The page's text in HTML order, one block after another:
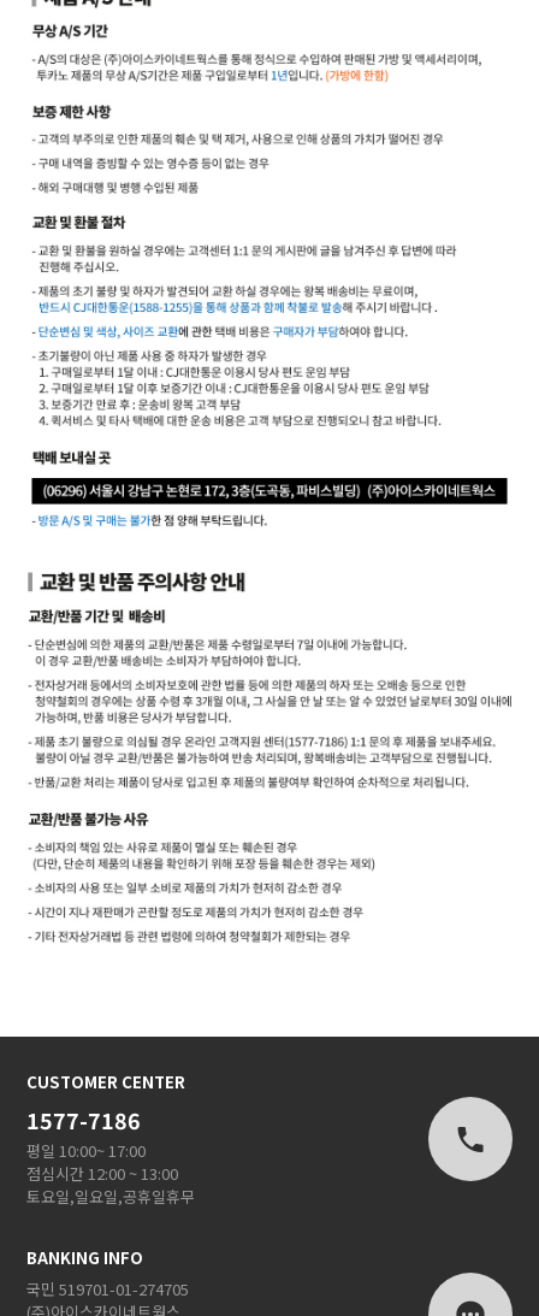
CUSTOMER CENTER
1577-7186
평일 10:00~ 17:00
점심시간 12:00 ~ 13:00
토요일,일요일,공휴일휴무
BANKING INFO
국민 519701-01-274705
(주)아이스카이네트웍스